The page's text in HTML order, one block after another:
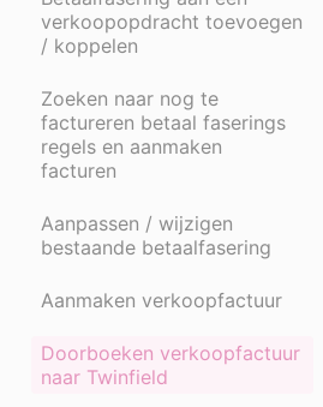
verkoopopdracht toevoegen
/ koppelen
Zoeken naar nog te
factureren betaal faserings
regels en aanmaken
facturen
Aanpassen / wijzigen
bestaande betaalfasering
Aanmaken verkoopfactuur
Doorboeken verkoopfactuur
naar Twinfield